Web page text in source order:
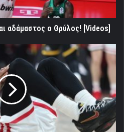
αδάμαστος ο Θρύλος! [Videos]